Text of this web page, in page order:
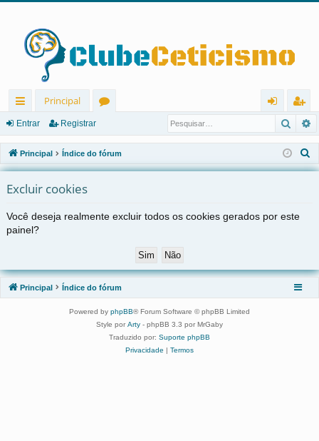
in
ks
rá
pi
os
Principal
u
ns
ra
r
eg
ist
ra
Entrar Registrar
Principal Índice do fórum
e
r
Excluir cookies
Você deseja realmente excluir todos os cookies gerados por este
painel?
Principal Índice do fórum
Powered by phpBB® Forum Software © phpBB Limited
Style por Arty - phpBB 3.3 por MrGaby
Traduzido por: Suporte phpBB
Privacidade | Termos